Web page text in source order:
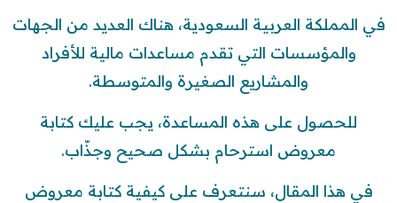
في المملكة العربية السعودية، هناك العديد من الجهات
والمؤسسات التي تقدم مساعدات مالية للأفراد
والمشاريع الصغيرة والمتوسطة.
للحصول على هذه المساعدة، يجب عليك كتابة
معروض استرحام بشكل صحيح وجذّاب.
في هذا المقال، سنتعرف على كيفية كتابة معروض